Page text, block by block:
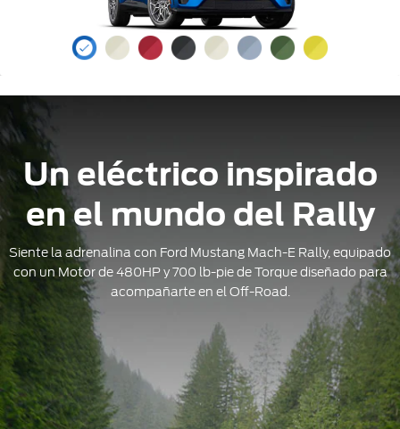
Un eléctrico inspirado
en el mundo del Rally
Siente la adrenalina con Ford Mustang Mach-E Rally, equipado
con un Motor de 480HP y 700 lb-pie de Torque diseñado para
acompañarte en el Off-Road.